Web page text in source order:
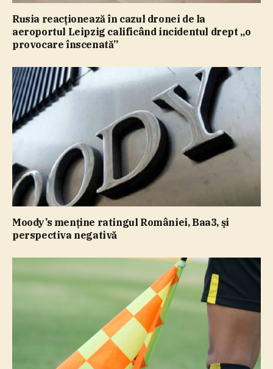
Rusia reacţionează în cazul dronei de la
aeroportul Leipzig calificând incidentul drept „o
provocare înscenată”
Moody’s menţine ratingul României, Baa3, şi
perspectiva negativă